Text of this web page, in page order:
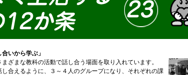
いから学ぶ」
ざまな教科の活動で話し合う場面を取り入れています。
合えるように、３～４人のグループになり、それぞれの課